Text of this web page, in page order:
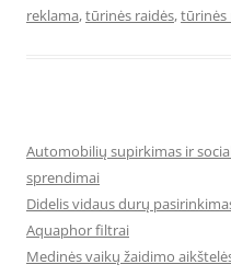
reklama,tūrinės raidės,tūrinės
Automobilių supirkimas ir
sprendimai
Didelis vidaus durų
Aquaphor filtrai
Medinės vaikų žaidimo